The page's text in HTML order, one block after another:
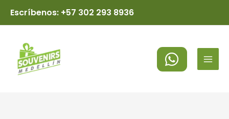
Escríbenos: +57 302 293 8936